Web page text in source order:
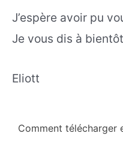
J’espère avoir pu
Je vous dis à
Eliott
Comment télécharger